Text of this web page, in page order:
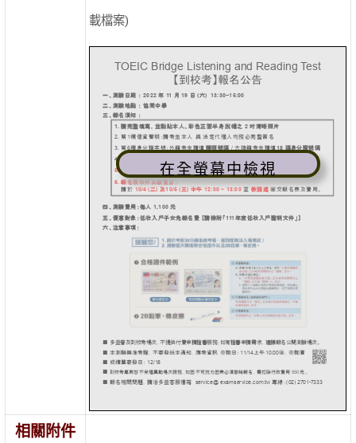
載檔案)
在全螢幕中檢視
相關附件